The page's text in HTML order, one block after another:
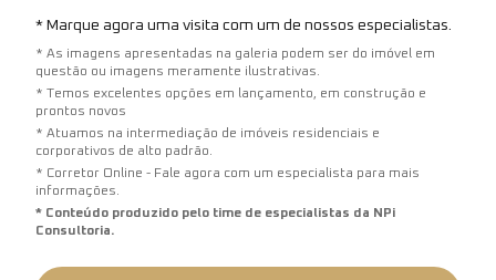
* Marque agora uma visita com um de nossos especialistas.
* As imagens apresentadas na galeria podem ser do imóvel em
questão ou imagens meramente ilustrativas.
* Temos excelentes opções em lançamento, em construção e
prontos novos
* Atuamos na intermediação de imóveis residenciais e
corporativos de alto padrão.
* Corretor Online - Fale agora com um especialista para mais
informações.
* Conteúdo produzido pelo time de especialistas da NPi
Consultoria.